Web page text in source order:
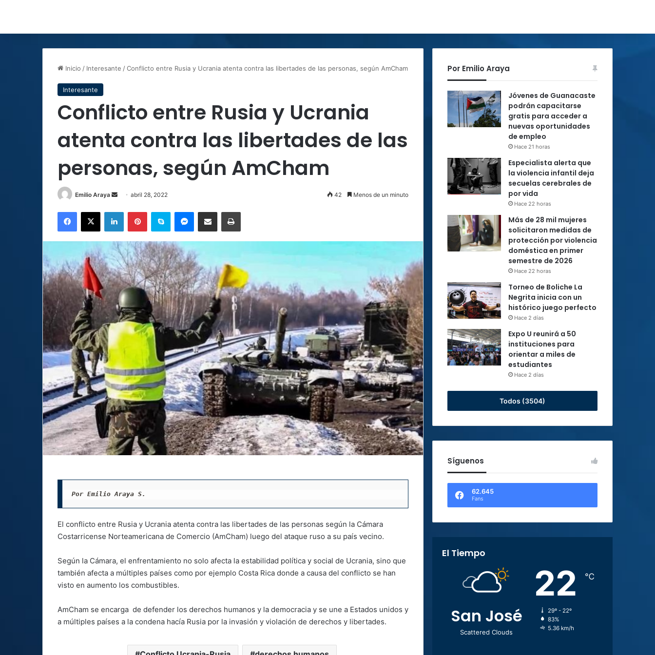
Inicio / Interesante /Conflicto entre Rusia y Ucrania atenta contra las libertades de las personas, según AmCham
Interesante
Conflicto entre Rusia y Ucrania
atenta contra las libertades de las
personas, según AmCham
Emilio Araya
Sendabril 28, 2022 42 Menos de un minuto
Facebook
X LinkedInPinterestSkype MessengerCompartir por correo electrónicoImprimir
Por Emilio Araya S.
El conflicto entre Rusia y Ucrania atenta contra las libertades de las personas según la Cámara
Costarricense Norteamericana de Comercio (AmCham) luego del ataque ruso a su país vecino.
Según la Cámara, el enfrentamiento no solo afecta la estabilidad política y social de Ucrania, sino que
también afecta a múltiples países como por ejemplo Costa Rica donde a causa del conflicto se han
visto en aumento los combustibles.
AmCham se encarga de defender los derechos humanos y la democracia y se une a Estados unidos y
a múltiples países a la condena hacía Rusia por la invasión y violación de derechos y libertades.
Por Emilio Araya
Jóvenes de Guanacaste
podrán capacitarse
gratis para acceder a
nuevas oportunidades
de empleo
Hace 21 horas
Especialista alerta que
la violencia infantil deja
secuelas cerebrales de
por vida
Hace 22 horas
Más de 28 mil mujeres
solicitaron medidas de
protección por violencia
doméstica en primer
semestre de 2026
Hace 22 horas
Torneo de Boliche La
Negrita inicia con un
histórico juego perfecto
Hace 2 días
Expo U reunirá a 50
instituciones para
orientar a miles de
estudiantes
Hace 2 días
Todos (3504)
Síguenos
62.645
Fans
El Tiempo
San José
Scattered Clouds
22 ℃
29º - 22º
83%
5.36 km/h